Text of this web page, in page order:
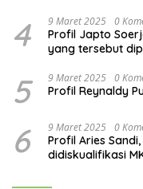
4 9 Maret 2025 0
Profil Japto
yang tersebut
5 9 Maret 2025 0
Profil Reynaldy
6 9 Maret 2025 0
Profil Aries
didiskualifikasi